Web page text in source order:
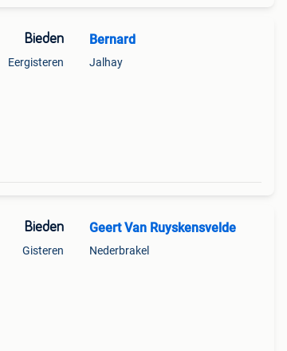
Bieden
Eergisteren
Bernard
Jalhay
Bieden
Gisteren
Geert Van Ruyskensvelde
Nederbrakel